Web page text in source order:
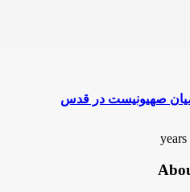
صهیونیست در قدس